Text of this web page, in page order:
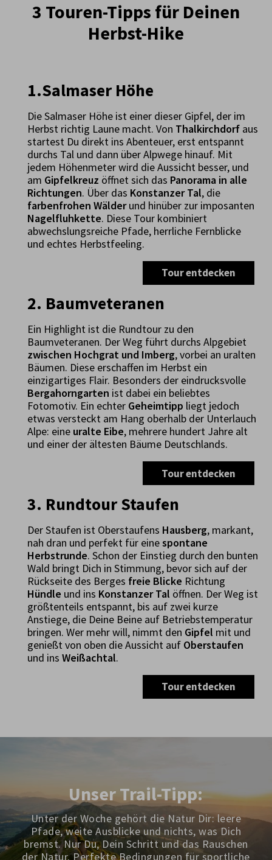
3 Touren-Tipps für Deinen
Herbst-Hike
1.Salmaser Höhe
Die Salmaser Höhe ist einer dieser Gipfel, der im
Herbst richtig Laune macht. Von Thalkirchdorf aus
startest Du direkt ins Abenteuer, erst entspannt
durchs Tal und dann über Alpwege hinauf. Mit
jedem Höhenmeter wird die Aussicht besser, und
am Gipfelkreuz öffnet sich das Panorama in alle
Richtungen. Über das Konstanzer Tal, die
farbenfrohen Wälderund hinüber zur imposanten
Nagelfluhkette. Diese Tour kombiniert
abwechslungsreiche Pfade, herrliche Fernblicke
und echtes Herbstfeeling.
Tour entdecken
2. Baum­veteranen
Ein Highlight ist die Rundtour zu den
Baumveteranen. Der Weg führt durchs Alpgebiet
zwischen Hochgrat und Imberg, vorbei an uralten
Bäumen. Diese erschaffen im Herbst ein
einzigartiges Flair. Besonders der eindrucksvolle
Bergahorngarten ist dabei ein beliebtes
Fotomotiv. Ein echter Geheimtipp liegt jedoch
etwas versteckt am Hang oberhalb der Unterlauch
Alpe: eine uralte Eibe, mehrere hundert Jahre alt
und einer der ältesten Bäume Deutschlands.
Tour entdecken
3. Rundtour Staufen
Der Staufen ist Oberstaufens Hausberg, markant,
nah dran und perfekt für einespontane
Herbstrunde. Schon der Einstieg durch den bunten
Wald bringt Dich in Stimmung, bevor sich auf der
Rückseite des Berges freie Blicke Richtung
Hündle und ins Konstanzer Tal öffnen. Der Weg ist
größtenteils entspannt, bis auf zwei kurze
Anstiege, die Deine Beine auf Betriebstemperatur
bringen. Wer mehr will, nimmt den Gipfel mit und
genießt von oben die Aussicht auf Oberstaufen
und ins Weißachtal.
Tour entdecken
Unser Trail-Tipp:
Unter der Woche gehört die Natur Dir: leere
Pfade, weite Ausblicke und nichts, was Dich
bremst. Nur Du, Dein Schritt und das Rauschen
der Natur. Perfekte Bedingungen für sportliche